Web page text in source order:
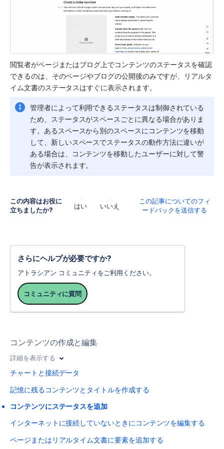
閲覧者がページまたはブログ上でコンテンツのステータスを確認
できるのは、そのページやブログの公開後のみですが、リアルタ
イム文書のステータスはすぐに表示されます。
管理者によって利用できるステータスは制御されている
ため、ステータスがスペースごとに異なる場合がありま
す。あるスペースから別のスペースにコンテンツを移動
して、新しいスペースでステータスの動作方法に違いが
ある場合は、コンテンツを移動したユーザーに対して警
告が表示されます。
この内容はお役に
立ちましたか?
はい いいえ
この記事についてのフィ
ードバックを送信する
さらにヘルプが必要ですか?
アトラシアン コミュニティをご利用ください。
コミュニティに質問
コンテンツの作成と編集
詳細を表示する
チャートと接続データ
記憶に残るコンテンツとタイトルを作成する
コンテンツにステータスを追加
インターネットに接続していないときにコンテンツを編集する
ページまたはリアルタイム文書に要素を追加する